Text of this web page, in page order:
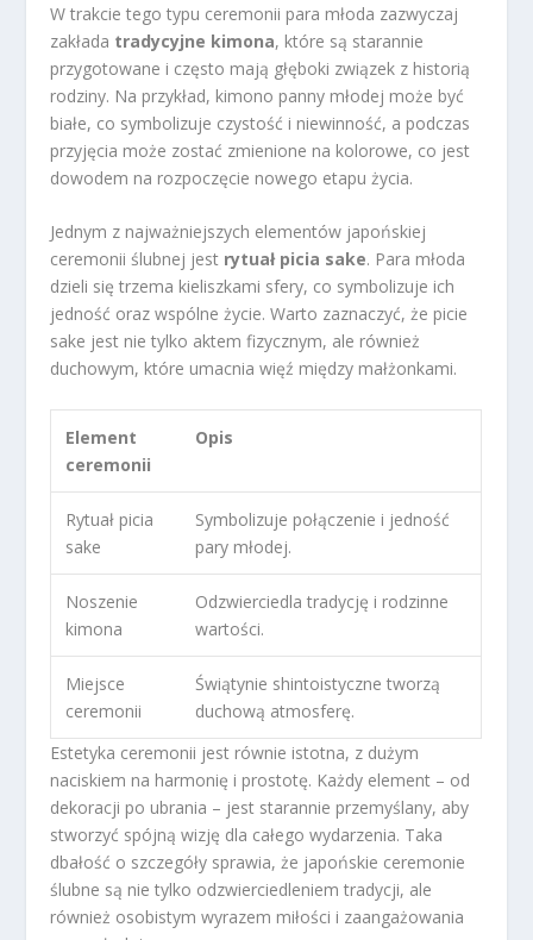
W trakcie tego typu ceremonii para młoda zazwyczaj
zakłada tradycyjne kimona, które są starannie
przygotowane i często mają głęboki związek z historią
rodziny. Na przykład, kimono panny młodej może być
białe, co symbolizuje czystość i niewinność, a podczas
przyjęcia może zostać zmienione na kolorowe, co jest
dowodem na rozpoczęcie nowego etapu życia.
Jednym z najważniejszych elementów japońskiej
ceremonii ślubnej jest rytuał picia sake. Para młoda
dzieli się trzema kieliszkami sfery, co symbolizuje ich
jedność oraz wspólne życie. Warto zaznaczyć, że picie
sake jest nie tylko aktem fizycznym, ale również
duchowym, które umacnia więź między małżonkami.
Element
ceremonii
Opis
Rytuał picia
sake
Symbolizuje połączenie i jedność
pary młodej.
Noszenie
kimona
Odzwierciedla tradycję i rodzinne
wartości.
Miejsce
ceremonii
Świątynie shintoistyczne tworzą
duchową atmosferę.
Estetyka ceremonii jest równie istotna, z dużym
naciskiem na harmonię i prostotę. Każdy element – od
dekoracji po ubrania – jest starannie przemyślany, aby
stworzyć spójną wizję dla całego wydarzenia. Taka
dbałość o szczegóły sprawia, że japońskie ceremonie
ślubne są nie tylko odzwierciedleniem tradycji, ale
również osobistym wyrazem miłości i zaangażowania